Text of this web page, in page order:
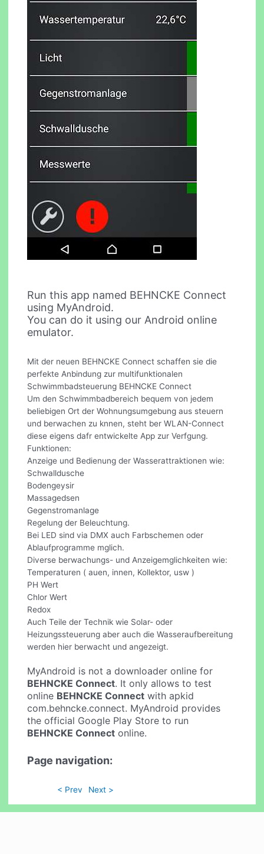
Run this app named BEHNCKE Connect
using MyAndroid.
You can do it using our Android online
emulator.
Mit der neuen BEHNCKE Connect schaffen sie die
perfekte Anbindung zur multifunktionalen
Schwimmbadsteuerung BEHNCKE Connect
Um den Schwimmbadbereich bequem von jedem
beliebigen Ort der Wohnungsumgebung aus steuern
und berwachen zu knnen, steht ber WLAN-Connect
diese eigens dafr entwickelte App zur Verfgung.
Funktionen:
Anzeige und Bedienung der Wasserattraktionen wie:
Schwalldusche
Bodengeysir
Massagedsen
Gegenstromanlage
Regelung der Beleuchtung.
Bei LED sind via DMX auch Farbschemen oder
Ablaufprogramme mglich.
Diverse berwachungs- und Anzeigemglichkeiten wie:
Temperaturen ( auen, innen, Kollektor, usw )
PH Wert
Chlor Wert
Redox
Auch Teile der Technik wie Solar- oder
Heizungssteuerung aber auch die Wasseraufbereitung
werden hier berwacht und angezeigt.
MyAndroid is not a downloader online for
BEHNCKE Connect. It only allows to test
online BEHNCKE Connect with apkid
com.behncke.connect. MyAndroid provides
the official Google Play Store to run
BEHNCKE Connect online.
Page navigation:
< Prev Next >